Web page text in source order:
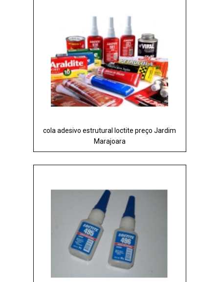
cola adesivo estrutural loctite preço Jardim
Marajoara